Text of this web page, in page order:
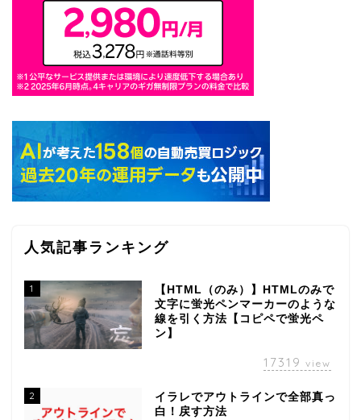
人気記事ランキング
1
【HTML（のみ）】HTMLのみで
文字に蛍光ペンマーカーのような
線を引く方法【コピペで蛍光ペ
ン】
17319 view
2
イラレでアウトラインで全部真っ
白！戻す方法